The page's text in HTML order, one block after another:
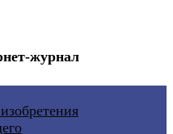
журнал